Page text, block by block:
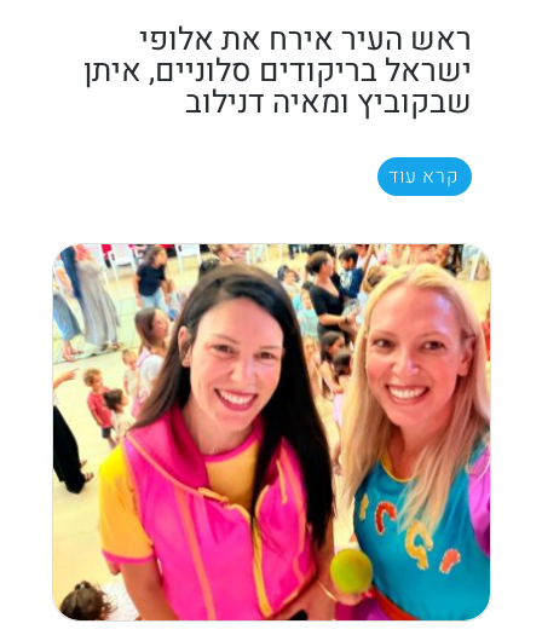
ראש העיר אירח את אלופי
ישראל בריקודים סלוניים, איתן
שבקוביץ ומאיה דנילוב
קרא עוד